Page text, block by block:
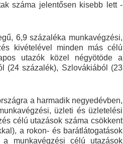
száma jelentősen kisebb lett -
6,9 százaléka munkavégzési,
kivételével minden más célú
utazók közel négyötöde a
(24 százalék), Szlovákiából (23
a harmadik negyedévben,
üzleti és üzletelési
célú utazások száma csökkent
a rokon- és barátlátogatások
munkavégzési célú utazások